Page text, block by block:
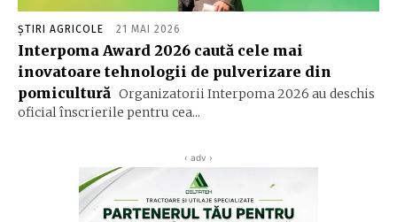
ȘTIRI AGRICOLE 21 MAI 2026
Interpoma Award 2026 caută cele mai
inovatoare tehnologii de pulverizare din
pomicultură Organizatorii Interpoma 2026 au deschis
oficial înscrierile pentru cea...
‹ adv ›